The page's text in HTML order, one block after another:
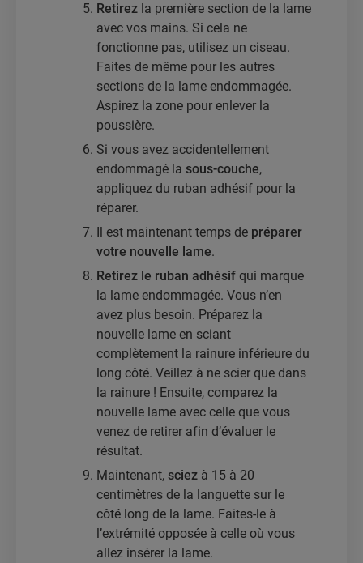
Retirez la première section de la lame
avec vos mains. Si cela ne
fonctionne pas, utilisez un ciseau.
Faites de même pour les autres
sections de la lame endommagée.
Aspirez la zone pour enlever la
poussière.
Si vous avez accidentellement
endommagé la sous-couche,
appliquez du ruban adhésif pour la
réparer.
Il est maintenant temps de préparer
votre nouvelle lame.
Retirez le ruban adhésif qui marque
la lame endommagée. Vous n’en
avez plus besoin. Préparez la
nouvelle lame en sciant
complètement la rainure inférieure du
long côté. Veillez à ne scier que dans
la rainure ! Ensuite, comparez la
nouvelle lame avec celle que vous
venez de retirer afin d’évaluer le
résultat.
Maintenant, sciez à 15 à 20
centimètres de la languette sur le
côté long de la lame. Faites-le à
l’extrémité opposée à celle où vous
allez insérer la lame.